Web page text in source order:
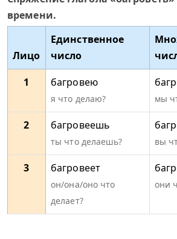
времени.
Лицо
Единственное
число
1
багровею
я что делаю? мы
2 багровеешь
ты что делаешь? вы
3 багровеет
он/она/оно что
делает?
они